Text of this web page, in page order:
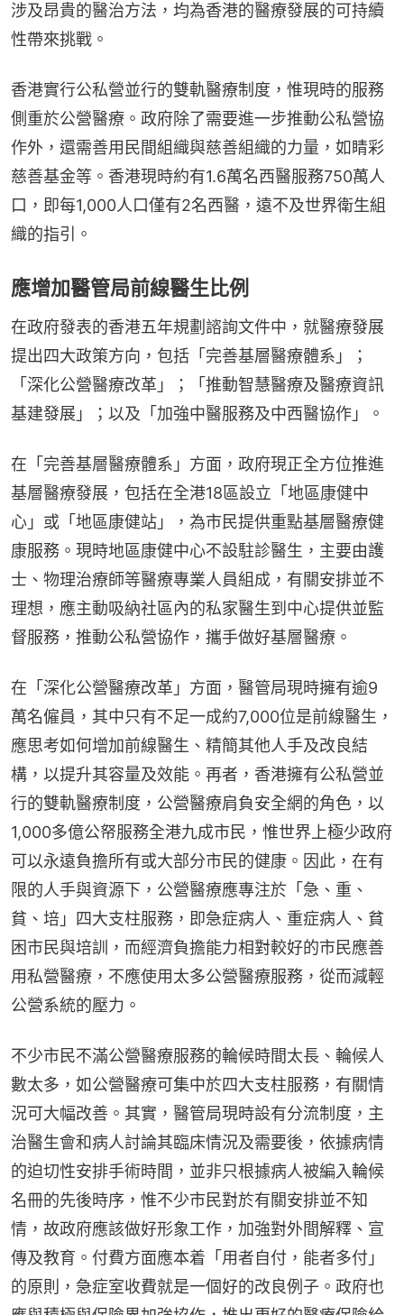
涉及昂貴的醫治方法，均為香港的醫療發展的可持續
性帶來挑戰。
香港實行公私營並行的雙軌醫療制度，惟現時的服務
側重於公營醫療。政府除了需要進一步推動公私營協
作外，還需善用民間組織與慈善組織的力量，如睛彩
慈善基金等。香港現時約有1.6萬名西醫服務750萬人
口，即每1,000人口僅有2名西醫，遠不及世界衛生組
織的指引。
應增加醫管局前線醫生比例
在政府發表的香港五年規劃諮詢文件中，就醫療發展
提出四大政策方向，包括「完善基層醫療體系」；
「深化公營醫療改革」；「推動智慧醫療及醫療資訊
基建發展」；以及「加強中醫服務及中西醫協作」。
在「完善基層醫療體系」方面，政府現正全方位推進
基層醫療發展，包括在全港18區設立「地區康健中
心」或「地區康健站」，為市民提供重點基層醫療健
康服務。現時地區康健中心不設駐診醫生，主要由護
士、物理治療師等醫療專業人員組成，有關安排並不
理想，應主動吸納社區內的私家醫生到中心提供並監
督服務，推動公私營協作，攜手做好基層醫療。
在「深化公營醫療改革」方面，醫管局現時擁有逾9
萬名僱員，其中只有不足一成約7,000位是前線醫生，
應思考如何增加前線醫生、精簡其他人手及改良結
構，以提升其容量及效能。再者，香港擁有公私營並
行的雙軌醫療制度，公營醫療肩負安全網的角色，以
1,000多億公帑服務全港九成市民，惟世界上極少政府
可以永遠負擔所有或大部分市民的健康。因此，在有
限的人手與資源下，公營醫療應專注於「急、重、
貧、培」四大支柱服務，即急症病人、重症病人、貧
困市民與培訓，而經濟負擔能力相對較好的市民應善
用私營醫療，不應使用太多公營醫療服務，從而減輕
公營系統的壓力。
不少市民不滿公營醫療服務的輪候時間太長、輪候人
數太多，如公營醫療可集中於四大支柱服務，有關情
況可大幅改善。其實，醫管局現時設有分流制度，主
治醫生會和病人討論其臨床情況及需要後，依據病情
的迫切性安排手術時間，並非只根據病人被編入輪候
名冊的先後時序，惟不少市民對於有關安排並不知
情，故政府應該做好形象工作，加強對外間解釋、宣
傳及教育。付費方面應本着「用者自付，能者多付」
的原則，急症室收費就是一個好的改良例子。政府也